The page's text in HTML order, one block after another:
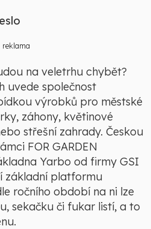
reklama
na veletrhu chybět?
uvede společnost
výrobků pro městské
záhony, květinové
střešní zahrady. Českou
FOR GARDEN
Yarbo od firmy GSI
základní platformu
ročního období na ni lze
sekačku či fukar listí, a to